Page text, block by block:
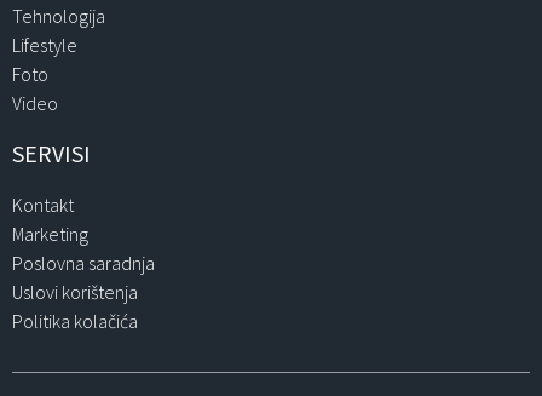
Tehnologija
Lifestyle
Foto
Video
SERVISI
Kontakt
Marketing
Poslovna saradnja
Uslovi korištenja
Politika kolačića